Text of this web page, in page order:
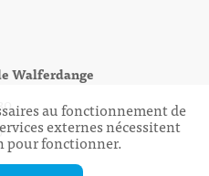
Walferdange
au fonctionnement de
externes nécessitent
pour fonctionner.